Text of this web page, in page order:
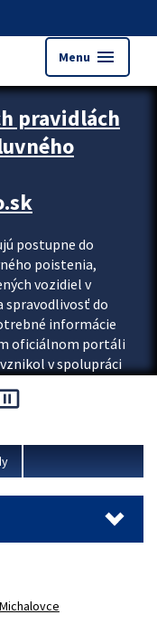
Menu menu
pravidlách
postupne do
poistenia,
vozidiel v
spravodlivosť do
informácie
oficiálnom portáli
v spolupráci
vnútra SR.
Michalovce